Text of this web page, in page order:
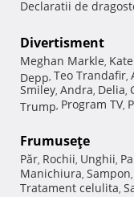
Declaratii de
Divertisment
Meghan Markle,
Depp, Teo Trandafir,
Smiley, Andra, Delia,
Trump, Program TV,
Frumuseţe
Păr, Rochii, Unghii,
Manichiura, Sampon,
Tratament celulita,